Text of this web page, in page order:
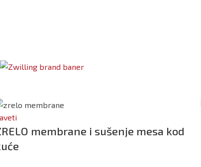
membrane i sušenje mesa kod